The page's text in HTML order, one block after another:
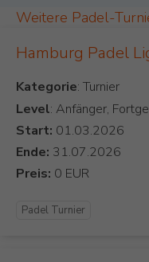
Weitere Padel-
Hamburg Padel
Kategorie
Level: Anfänger,
Start:
Ende:
Preis:
Padel Turnier